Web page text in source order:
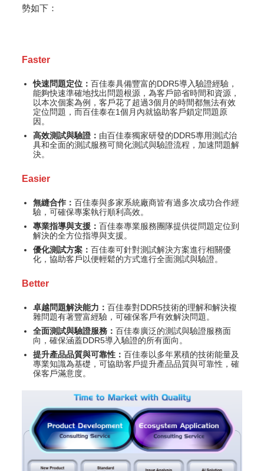
勢如下：
Faster
快速問題定位： 百佳泰具備豐富的DDR5導入驗證經驗，
能夠快速準確地找出問題根源，為客戶節省時間和資源，
以本次個案為例，客戶花了超過3個月的時間都無法有效
定位問題，而百佳泰在1個月內就協助客戶鎖定問題原
因。
高效測試與驗證： 由百佳泰獨家研發的DDR5專用測試治
具和全面的測試服務可簡化測試與驗證流程，加速問題解
決。
Easier
無縫合作： 百佳泰與多家系統廠商皆有過多次成功合作經
驗，可確保專案執行順利高效。
專業指導與支援： 百佳泰專業服務團隊提供從問題定位到
解決的全方位指導與支援。
優化測試方案： 百佳泰可針對測試解決方案進行相關優
化，協助客戶以便輕鬆的方式進行全面測試與驗證。
Better
卓越問題解決能力： 百佳泰對DDR5技術的理解和解決複
雜問題有著豐富經驗，可確保客戶有效解決問題。
全面測試與驗證服務： 百佳泰廣泛的測試與驗證服務面
向，確保涵蓋DDR5導入驗證的所有面向。
提升產品品質與可靠性： 百佳泰以多年累積的技術能量及
專業知識為基礎，可協助客戶提升產品品質與可靠性，確
保客戶滿意度。